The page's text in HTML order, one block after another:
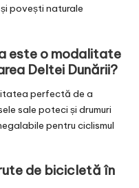
povești naturale
este o modalitate
Deltei Dunării?
perfectă de a
sale poteci și drumuri
pentru ciclismul
de bicicletă în